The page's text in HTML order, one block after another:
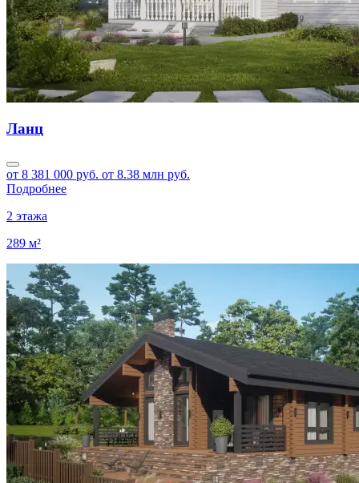
Ланц
от 8 381 000 руб. от 8.38 млн руб.
Подробнее
2 этажа
289 м²